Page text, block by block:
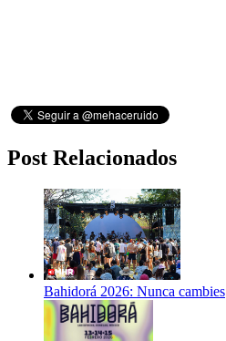
Post Relacionados
Bahidorá 2026: Nunca cambies